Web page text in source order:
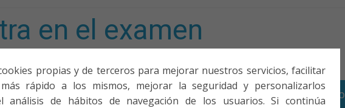
propias y de terceros para mejorar nuestros servicios, facilitar
rápido a los mismos, mejorar la seguridad y personalizarlos
análisis de hábitos de navegación de los usuarios. Si continúa
en el examen
PONENCIAS Y CURSOS ¿QUIÉNES SOMOS? YOUTUBE CONTACTO